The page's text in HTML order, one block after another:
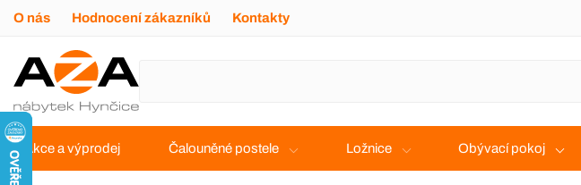
O nás Hodnocení zákazníků Kontakty
Akce a výprodej Čalouněné postele Ložnice Obývací pokoj